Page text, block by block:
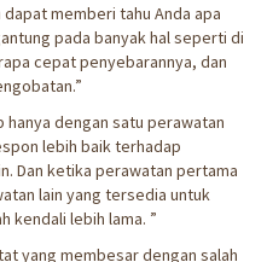
memberi tahu Anda apa
pada banyak hal seperti di
cepat penyebarannya, dan
hanya dengan satu perawatan
lebih baik terhadap
Dan ketika perawatan pertama
lain yang tersedia untuk
kendali lebih lama. ”
yang membesar dengan salah